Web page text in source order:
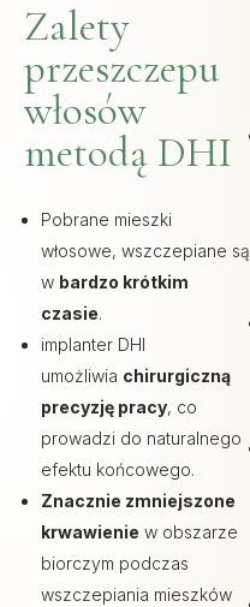
Zalety
przeszczepu
włosów
metodą DHI
Pobrane mieszki
włosowe, wszczepiane są
w bardzo krótkim
czasie.
implanter DHI
umożliwia chirurgiczną
precyzję pracy, co
prowadzi do naturalnego
efektu końcowego.
Znacznie zmniejszone
krwawienie w obszarze
biorczym podczas
wszczepiania mieszków